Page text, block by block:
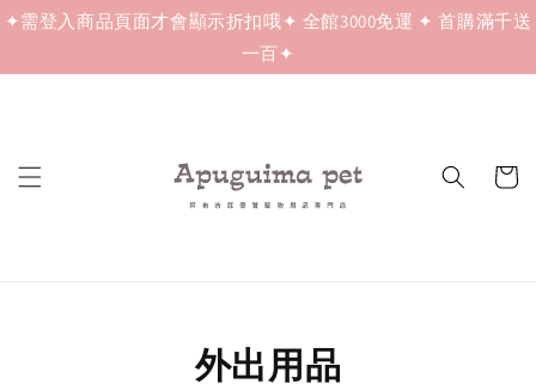
✦需登入商品頁面才會顯示折扣哦✦ 全館3000免運 ✦ 首購滿千送
一百✦
外出用品